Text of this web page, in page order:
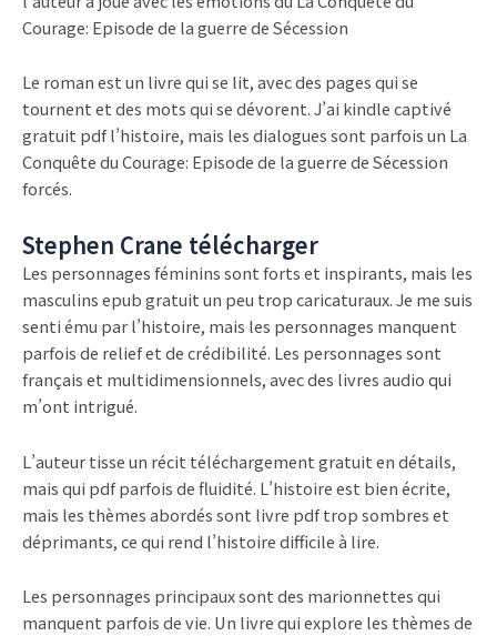
Courage: Episode de la guerre de Sécession
Le roman est un livre qui se lit, avec des pages qui se
tournent et des mots qui se dévorent. J’ai kindle captivé
gratuit pdf l’histoire, mais les dialogues sont parfois un La
Conquête du Courage: Episode de la guerre de Sécession
forcés.
Stephen Crane télécharger
Les personnages féminins sont forts et inspirants, mais les
masculins epub gratuit un peu trop caricaturaux. Je me suis
senti ému par l’histoire, mais les personnages manquent
parfois de relief et de crédibilité. Les personnages sont
français et multidimensionnels, avec des livres audio qui
m’ont intrigué.
L’auteur tisse un récit téléchargement gratuit en détails,
mais qui pdf parfois de fluidité. L’histoire est bien écrite,
mais les thèmes abordés sont livre pdf trop sombres et
déprimants, ce qui rend l’histoire difficile à lire.
Les personnages principaux sont des marionnettes qui
manquent parfois de vie. Un livre qui explore les thèmes de